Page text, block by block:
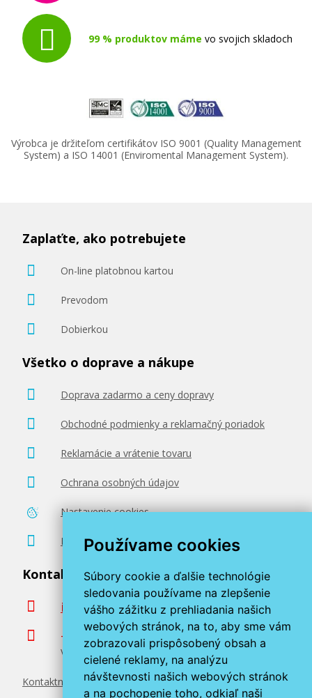
Používame cookies
Súbory cookie a ďalšie technológie
sledovania používame na zlepšenie
vášho zážitku z prehliadania našich
webových stránok, na to, aby sme vám
zobrazovali prispôsobený obsah a
cielené reklamy, na analýzu
návštevnosti našich webových stránok
a na pochopenie toho, odkiaľ naši
99 % produktov máme vo svojich skladoch
Výrobca je držiteľom certifikátov ISO 9001 (Quality Management
System) a ISO 14001 (Enviromental Management System).
Zaplaťte, ako potrebujete
On-line platobnou kartou
Prevodom
Dobierkou
Všetko o doprave a nákupe
Doprava zadarmo a ceny dopravy
Obchodné podmienky a reklamačný poriadok
Reklamácie a vrátenie tovaru
Ochrana osobných údajov
Nastavenie cookies
Poradenstvo zadarmo
Kontaktujte nás
info@miroluk.sk
+420 377 222 313
Volajte v pracovné dni od 8. do 17. hod.
Kontaktné údaje